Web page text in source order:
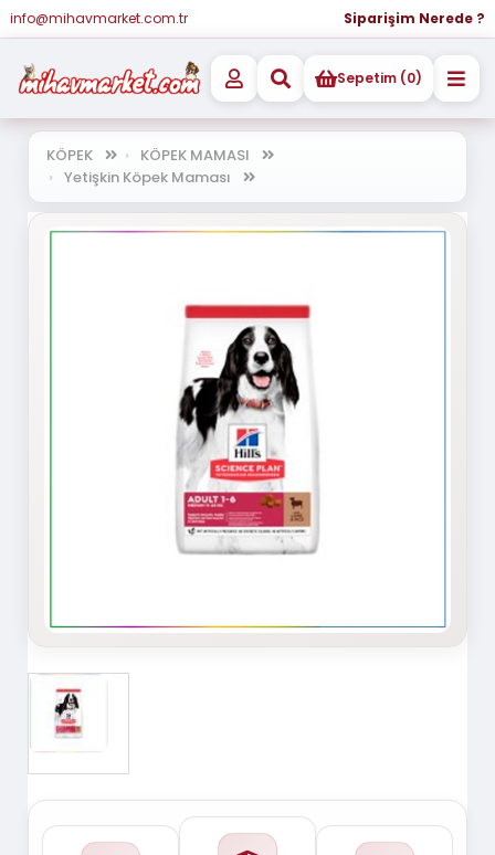
info@mihavmarket.com.tr Siparişim Nerede ?
Sepetim (0)
KÖPEK
KÖPEK MAMASI
Yetişkin Köpek Maması